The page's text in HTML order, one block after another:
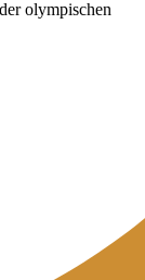
olympischen